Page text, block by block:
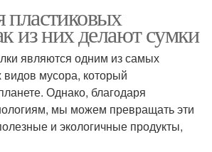
пластиковых
из них делают сумки
являются одним из самых
мусора, который
Однако, благодаря
мы можем превращать эти
и экологичные продукты,